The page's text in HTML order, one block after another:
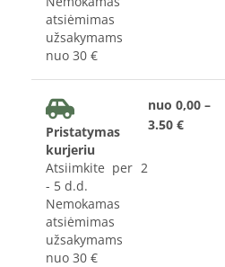
atsiėmimas
užsakymams
nuo 30 €
Pristatymas
kurjeriu
Atsiimkite per 2
- 5 d.d.
Nemokamas
atsiėmimas
užsakymams
nuo 30 €
nuo 0,00 –
3.50 €